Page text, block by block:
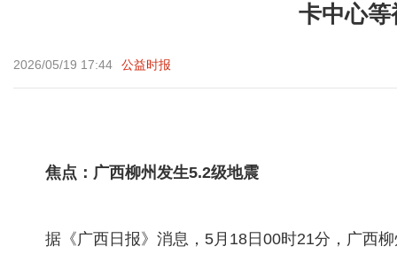
卡中心等
2026/05/19 17:44 公益时报
焦点：广西柳州发生5.2级地震
据《广西日报》消息，5月18日00时21分，广西柳